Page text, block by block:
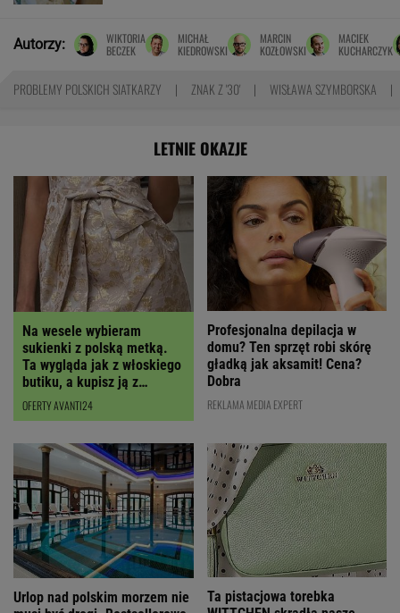
Autorzy:
WIKTORIA
BECZEK
MICHAŁ
KIEDROWSKI
MARCIN
KOZŁOWSKI
MACIEK
KUCHARCZYK
PROBLEMY POLSKICH SIATKARZY ZNAK Z '30' WISŁAWA SZYMBORSKA
LETNIE OKAZJE
Na wesele wybieram
sukienki z polską metką.
Ta wygląda jak z włoskiego
butiku, a kupisz ją z
RABATEM
OFERTY AVANTI24
Profesjonalna depilacja w
domu? Ten sprzęt robi skórę
gładką jak aksamit! Cena?
Dobra
REKLAMA MEDIA EXPERT
Urlop nad polskim morzem nie
Ta pistacjowa torebka